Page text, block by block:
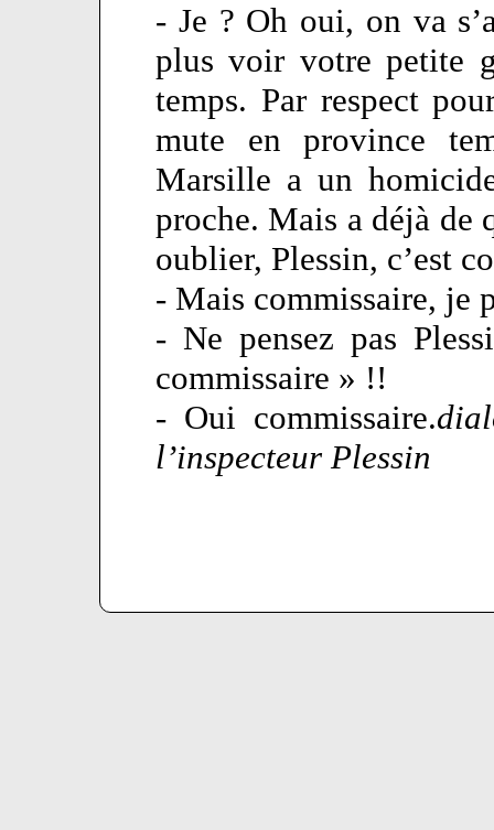
- Je ? Oh oui, on va
plus voir votre petite
temps. Par respect
mute en province
Marsille a un
proche. Mais a déjà de
oublier, Plessin, c’est
- Mais commissaire, je
- Ne pensez pas
commissaire » !!
- Oui commissaire.
l’inspecteur Plessin